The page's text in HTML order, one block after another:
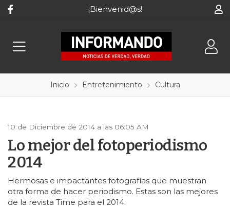
¡Bienvenid@s!
Inicio Entretenimiento Cultura
10 de Diciembre de 2014 a las 06:05 AM
Lo mejor del fotoperiodismo
2014
Hermosas e impactantes fotografías que muestran
otra forma de hacer periodismo. Estas son las mejores
de la revista Time para el 2014.